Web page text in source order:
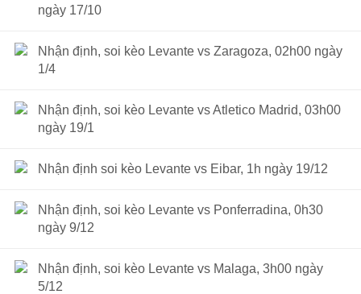
ngày 17/10
Nhận định, soi kèo Levante vs Zaragoza, 02h00 ngày
1/4
Nhận định, soi kèo Levante vs Atletico Madrid, 03h00
ngày 19/1
Nhận định soi kèo Levante vs Eibar, 1h ngày 19/12
Nhận định, soi kèo Levante vs Ponferradina, 0h30
ngày 9/12
Nhận định, soi kèo Levante vs Malaga, 3h00 ngày
5/12